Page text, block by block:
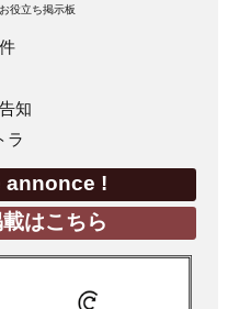
役立ち掲示板
知
ラ
annonce !
はこちら